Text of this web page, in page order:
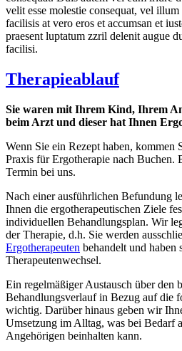
velit esse molestie consequat, vel
facilisis at vero eros et accumsan et
praesent luptatum zzril delenit augue
facilisi.
Therapieablauf
Sie waren mit Ihrem Kind, Ihrem
beim Arzt und dieser hat Ihnen
Wenn Sie ein Rezept haben, kommen
Praxis für Ergotherapie nach Buchen.
Termin bei uns.
Nach einer ausführlichen Befundung
Ihnen die ergotherapeutischen Ziele
individuellen Behandlungsplan. Wir
der Therapie, d.h. Sie werden
Ergotherapeuten behandelt und haben
Therapeutenwechsel.
Ein regelmäßiger Austausch über den
Behandlungsverlauf in Bezug auf die
wichtig. Darüber hinaus geben wir
Umsetzung im Alltag, was bei Bedarf
Angehörigen beinhalten kann.